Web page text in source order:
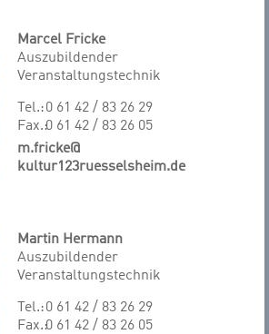
Marcel Fricke
Auszubildender
Veranstaltungstechnik
Tel.:0 61 42 / 83 26 29
Fax.:0 61 42 / 83 26 05
m.fricke@
kultur123ruesselsheim.de
Martin Hermann
Auszubildender
Veranstaltungstechnik
Tel.:0 61 42 / 83 26 29
Fax.:0 61 42 / 83 26 05